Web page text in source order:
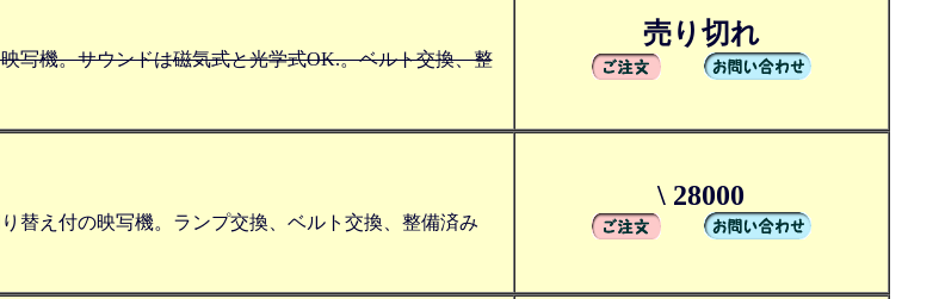
写機。サウンドは磁気式と光学式OK.。ベルト交換、整
売り切れ
替え付の映写機。ランプ交換、ベルト交換、整備済み
\ 28000